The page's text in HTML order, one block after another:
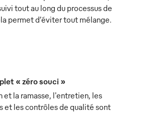
tout au long du processus de
permet d’éviter tout mélange.
« zéro souci »
et la ramasse, l'entretien, les
et les contrôles de qualité sont